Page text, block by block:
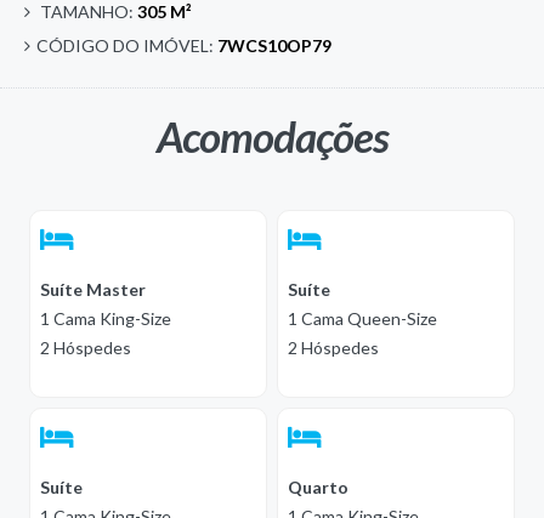
TAMANHO: 305 M²
CÓDIGO DO IMÓVEL: 7WCS10OP79
Acomodações
Suíte Master
1 Cama King-Size
2 Hóspedes
Suíte
1 Cama Queen-Size
2 Hóspedes
Suíte
Quarto